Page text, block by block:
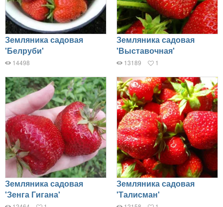
Земляника садовая
'Белруби'
14498
Земляника садовая
'Выставочная'
13189 1
Земляника садовая
'Зенга Гигана'
Земляника садовая
'Талисман'